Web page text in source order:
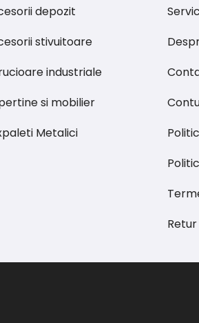
depozit
stivuitoare
industriale
si mobilier
Metalici